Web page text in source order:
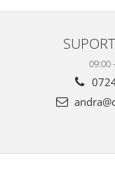
09:00